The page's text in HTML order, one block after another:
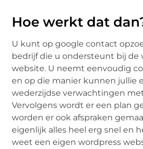
Hoe werkt dat
U kunt op google contact
bedrijf die u ondersteunt bij de
website. U neemt eenvoudig
en op die manier kunnen jullie
wederzijdse verwachtingen
Vervolgens wordt er een plan
worden er ook afspraken
eigenlijk alles heel erg snel en
weet een eigen wordpress